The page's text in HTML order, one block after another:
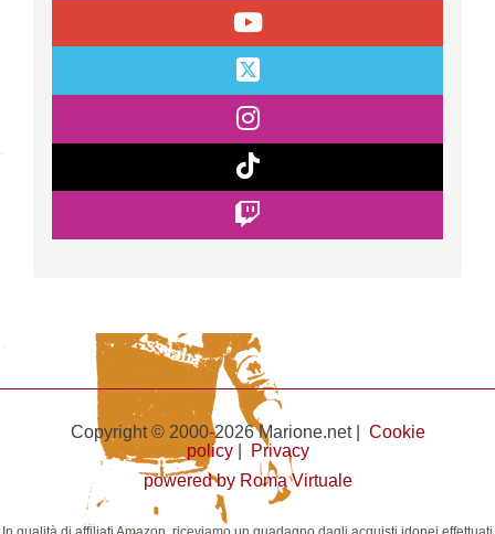
Copyright © 2000-2026 Marione.net | Cookie
policy|
Privacy
powered by Roma Virtuale